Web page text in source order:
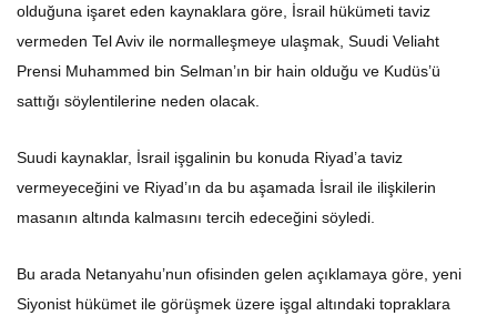
olduğuna işaret eden kaynaklara göre, İsrail hükümeti taviz
vermeden Tel Aviv ile normalleşmeye ulaşmak, Suudi Veliaht
Prensi Muhammed bin Selman’ın bir hain olduğu ve Kudüs’ü
sattığı söylentilerine neden olacak.
Suudi kaynaklar, İsrail işgalinin bu konuda Riyad’a taviz
vermeyeceğini ve Riyad’ın da bu aşamada İsrail ile ilişkilerin
masanın altında kalmasını tercih edeceğini söyledi.
Bu arada Netanyahu’nun ofisinden gelen açıklamaya göre, yeni
Siyonist hükümet ile görüşmek üzere işgal altındaki topraklara